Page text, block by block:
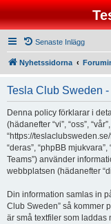
Senaste Inlägg
Nyhetssidorna
Tesla Club Sweden
Denna policy förklarar i
(hädanefter “vi”, “oss”,
“https://
“deras”, “phpBB
Teams”) använder
webbplatsen (hädanefter
Din information samlas in
Club Sweden” så kommer
är små textfiler som laddas